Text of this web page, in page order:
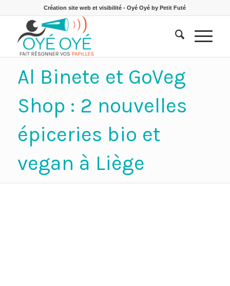
Création site web et visibilité - Oyé Oyé by Petit Futé
Al Binete et GoVeg
Shop : 2 nouvelles
épiceries bio et
vegan à Liège